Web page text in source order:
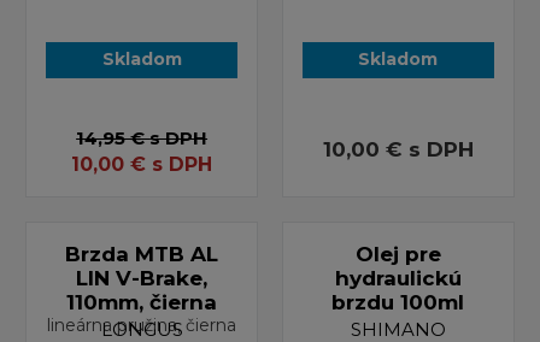
Skladom
14,95 €s DPH
10,00 € s DPH
Skladom
10,00 € s DPH
Brzda MTB AL
LIN V-Brake,
110mm, čierna
lineárna pružina, čierna
LONGUS
Olej pre
hydraulickú
brzdu 100ml
SHIMANO